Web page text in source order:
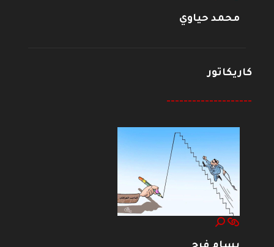
محمد حياوي
كاريكاتور
--------------------